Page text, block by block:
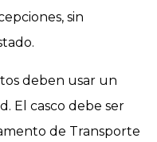
sin
deben usar un
El casco debe ser
de Transporte